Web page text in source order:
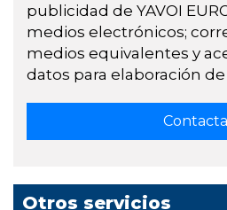
publicidad de YAVOI
medios electrónicos;
medios equivalentes y
datos para elaboración
Otros servicios